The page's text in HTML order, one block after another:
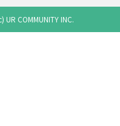
COMMUNITY INC.